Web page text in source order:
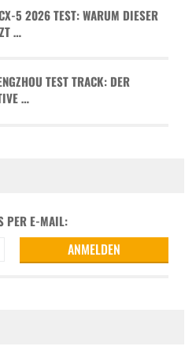
5 2026 TEST: WARUM DIESER
…
TEST TRACK: DER
…
PER E-MAIL: